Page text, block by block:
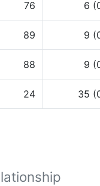
76 6
89 9
88 9
24 35